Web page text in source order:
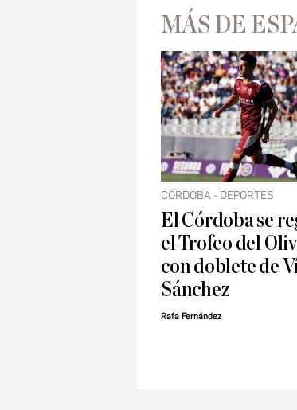
MÁS DE
CÓRDOBA - DEPORTES
El Córdoba se
el Trofeo del
con doblete de
Sánchez
Rafa Fernández